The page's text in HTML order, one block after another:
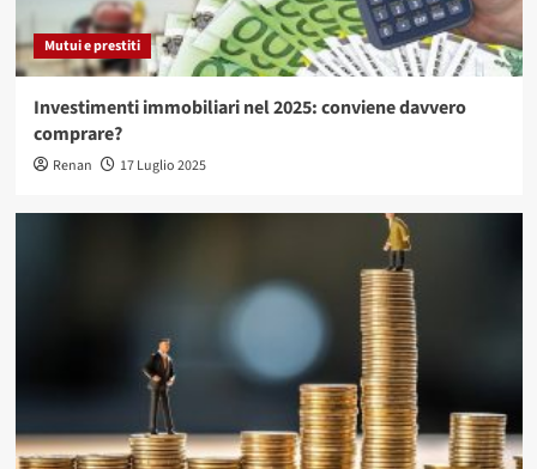
Mutui e prestiti
Investimenti immobiliari nel 2025: conviene davvero
comprare?
Renan 17 Luglio 2025